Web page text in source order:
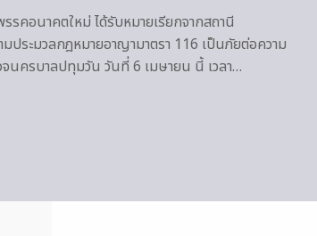
คอนาคตใหม่ ได้รับหมายเรียกจากสถานี
ประมวลกฎหมายอาญามาตรา 116 เป็นภัยต่อความ
จนครบาลปทุมวัน วันที่ 6 เมษายน นี้ เวลา…